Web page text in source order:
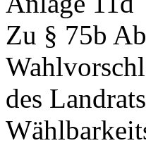
Zu § 75b
des